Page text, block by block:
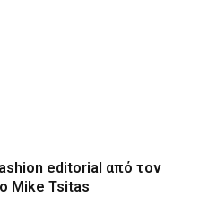
editorial από τον
Mike Tsitas